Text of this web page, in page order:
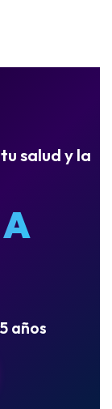
salud y la
años